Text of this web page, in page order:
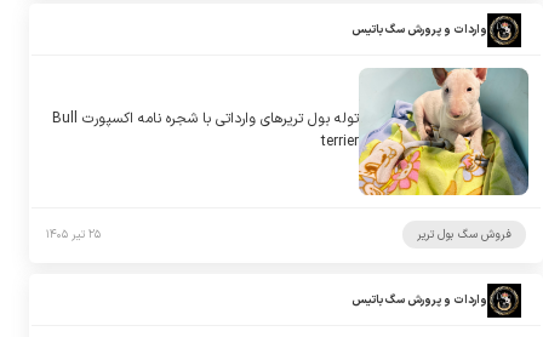
واردات و پرورش سگ باتیس
توله بول تریرهای وارداتی با شجره نامه اکسپورت Bull
terrier
فروش سگ بول تریر ۲۵ تیر ۱۴۰۵
واردات و پرورش سگ باتیس